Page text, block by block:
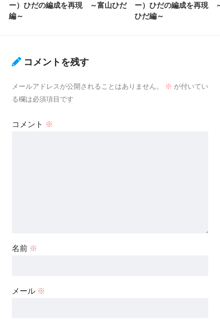
ー）ひだの編成を再現 ～富山ひだ
編～
ー）ひだの編成を再現
ひだ編～
コメントを残す
メールアドレスが公開されることはありません。 ※ が付いてい
る欄は必須項目です
コメント ※
名前 ※
メール ※